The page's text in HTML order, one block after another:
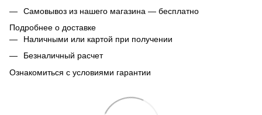
Самовывоз из нашего магазина — бесплатно
Подробнее о доставке
Наличными или картой при получении
Безналичный расчет
Ознакомиться с условиями гарантии